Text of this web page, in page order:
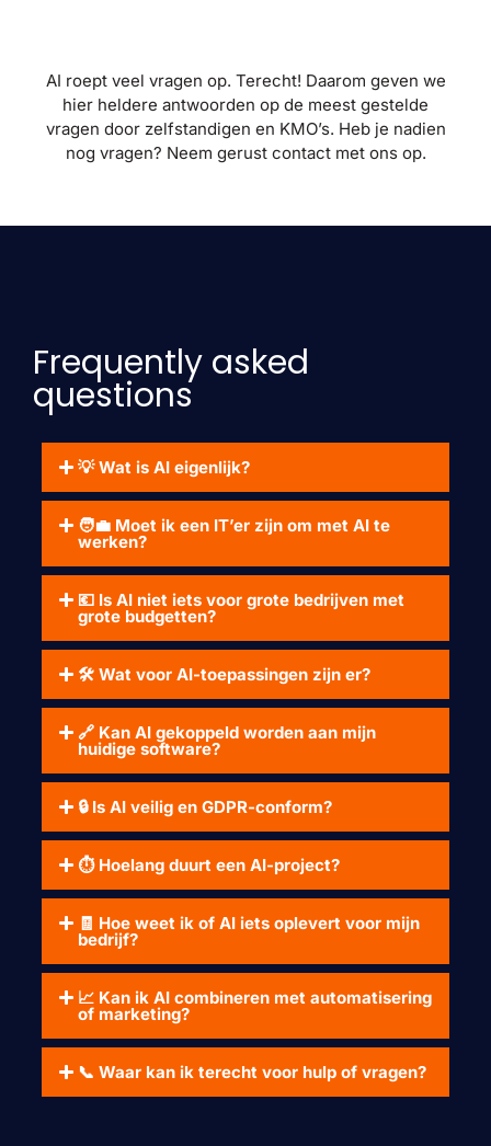
AI roept veel vragen op. Terecht! Daarom geven we
hier heldere antwoorden op de meest gestelde
vragen door zelfstandigen en KMO’s. Heb je nadien
nog vragen? Neem gerust contact met ons op.
Frequently asked
questions
💡 Wat is AI eigenlijk?
🧑‍💼 Moet ik een IT’er zijn om met AI te
werken?
💶 Is AI niet iets voor grote bedrijven met
grote budgetten?
🛠 Wat voor AI-toepassingen zijn er?
🔗 Kan AI gekoppeld worden aan mijn
huidige software?
🔒 Is AI veilig en GDPR-conform?
⏱ Hoelang duurt een AI-project?
🧾 Hoe weet ik of AI iets oplevert voor mijn
bedrijf?
📈 Kan ik AI combineren met automatisering
of marketing?
📞 Waar kan ik terecht voor hulp of vragen?